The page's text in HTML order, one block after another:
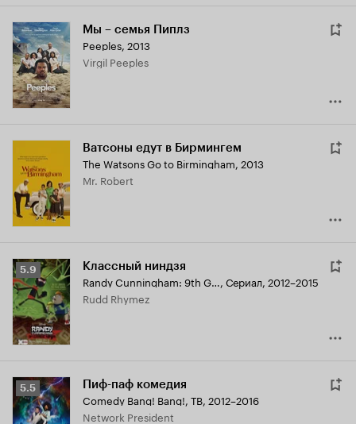
Мы – семья Пиплз
Peeples, 2013
Virgil Peeples
Ватсоны едут в Бирмингем
The Watsons Go to Birmingham, 2013
Mr. Robert
Рейтинг
Кинопоиска
5.9
5.9 Классный ниндзя
Randy Cunningham: 9th Grade Ninja, Сериал, 2012–2015
Rudd Rhymez
Рейтинг
Кинопоиска
5.5
5.5 Пиф-паф комедия
Comedy Bang! Bang!, ТВ, 2012–2016
Network President